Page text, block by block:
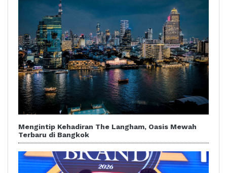
Mengintip Kehadiran The Langham, Oasis Mewah
Terbaru di Bangkok